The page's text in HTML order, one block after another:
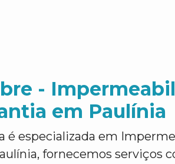
-
em Paulínia
é especializada em
fornecemos serviços